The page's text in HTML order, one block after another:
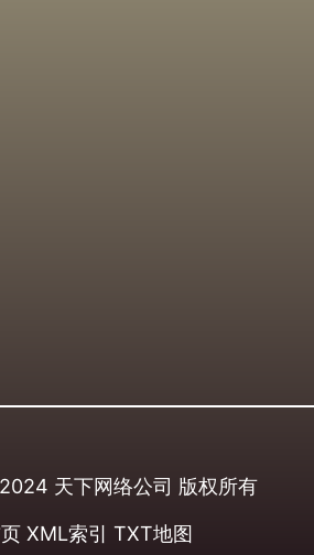
天下网络公司 版权所有
XML索引 TXT地图